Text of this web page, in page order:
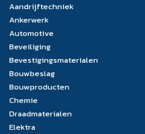
Aandrijftechniek
Ankerwerk
Automotive
Beveiliging
Bevestigingsmaterialen
Bouwbeslag
Bouwproducten
Chemie
Draadmaterialen
Elektra